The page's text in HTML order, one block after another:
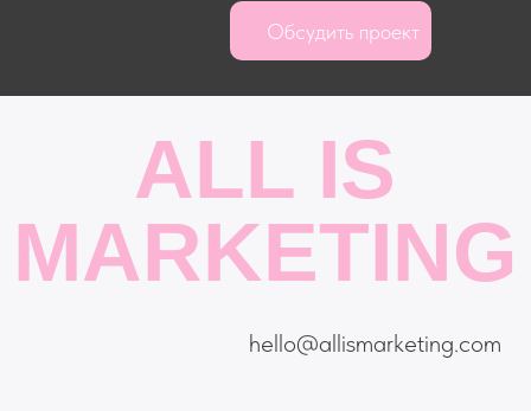
Обсудить проект